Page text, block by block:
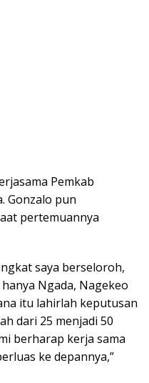
Pemkab
Gonzalo pun
pertemuannya
saya berseloroh,
Ngada, Nagekeo
itu lahirlah keputusan
dari 25 menjadi 50
berharap kerja sama
ke depannya,”